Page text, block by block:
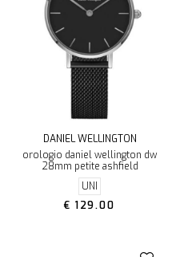
DANIEL WELLINGTON
orologio daniel wellington dw
28mm petite ashfield
UNI
€ 129.00